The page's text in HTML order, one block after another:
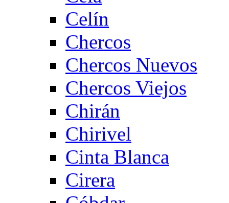
Celín
Chercos
Chercos Nuevos
Chercos Viejos
Chirán
Chirivel
Cinta Blanca
Cirera